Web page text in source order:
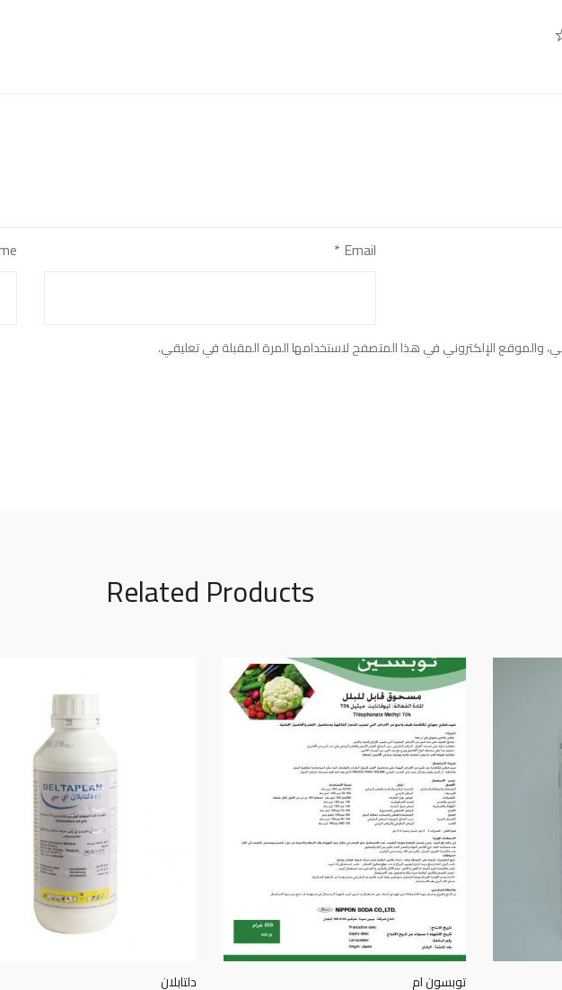
Email
*
والموقع الإلكتروني في هذا المتصفح لاستخدامها المرة المقبلة في تعليقي.
Related Products
دلتابلان توبسون ام